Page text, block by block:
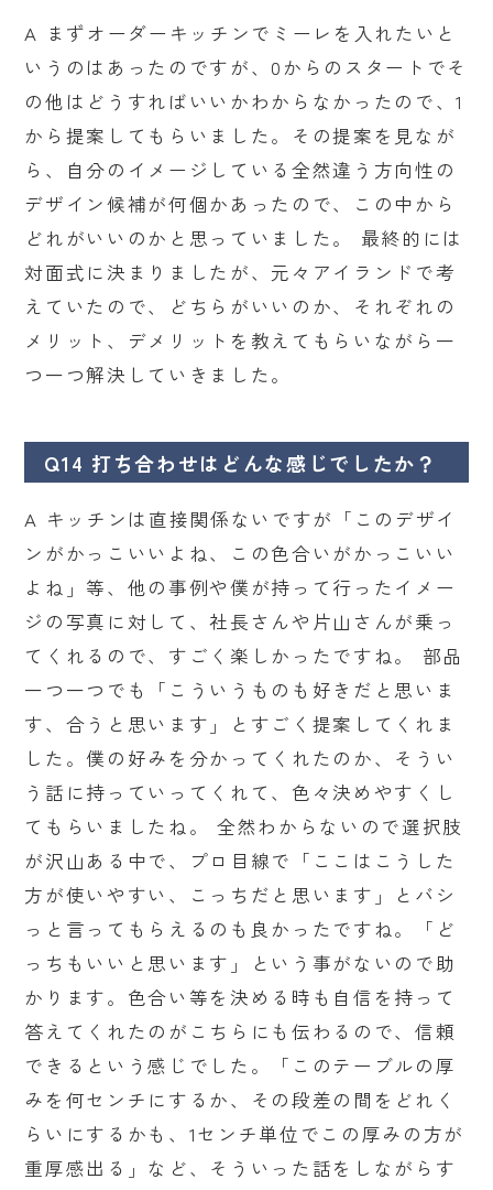
A まずオーダーキッチンでミーレを入れたいと
いうのはあったのですが、0からのスタートでそ
の他はどうすればいいかわからなかったので、1
から提案してもらいました。その提案を見なが
ら、自分のイメージしている全然違う方向性の
デザイン候補が何個かあったので、この中から
どれがいいのかと思っていました。 最終的には
対面式に決まりましたが、元々アイランドで考
えていたので、どちらがいいのか、それぞれの
メリット、デメリットを教えてもらいながら一
つ一つ解決していきました。
Q14 打ち合わせはどんな感じでしたか？
A キッチンは直接関係ないですが「このデザイ
ンがかっこいいよね、この色合いがかっこいい
よね」等、他の事例や僕が持って行ったイメー
ジの写真に対して、社長さんや片山さんが乗っ
てくれるので、すごく楽しかったですね。 部品
一つ一つでも「こういうものも好きだと思いま
す、合うと思います」とすごく提案してくれま
した。僕の好みを分かってくれたのか、そうい
う話に持っていってくれて、色々決めやすくし
てもらいましたね。 全然わからないので選択肢
が沢山ある中で、プロ目線で「ここはこうした
方が使いやすい、こっちだと思います」とバシ
っと言ってもらえるのも良かったですね。「ど
っちもいいと思います」という事がないので助
かります。色合い等を決める時も自信を持って
答えてくれたのがこちらにも伝わるので、信頼
できるという感じでした。「このテーブルの厚
みを何センチにするか、その段差の間をどれく
らいにするかも、1センチ単位でこの厚みの方が
重厚感出る」など、そういった話をしながらす